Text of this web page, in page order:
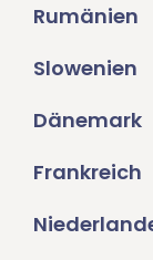
Rumänien
Slowenien
Dänemark
Frankreich